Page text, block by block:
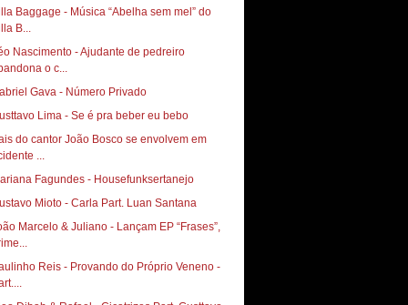
Baggage - Música “Abelha sem mel” do
B...
Nascimento - Ajudante de pedreiro
o c...
Gava - Número Privado
Lima - Se é pra beber eu bebo
do cantor João Bosco se envolvem em
...
Fagundes - Housefunksertanejo
Mioto - Carla Part. Luan Santana
Marcelo & Juliano - Lançam EP “Frases”,
Reis - Provando do Próprio Veneno -